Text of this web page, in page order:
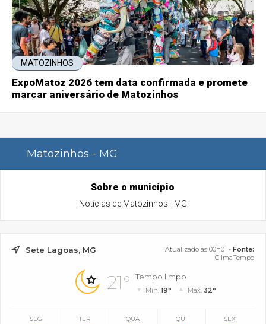
MATOZINHOS
ExpoMatoz 2026 tem data confirmada e promete
marcar aniversário de Matozinhos
Matozinhos - MG
Sobre o município
Notícias de Matozinhos - MG
Sete Lagoas, MG Atualizado às 00h01 - Fonte:
ClimaTempo
21° Tempo limpo
Mín.19° Máx. 32°
SEG TER QUA QUI SEX